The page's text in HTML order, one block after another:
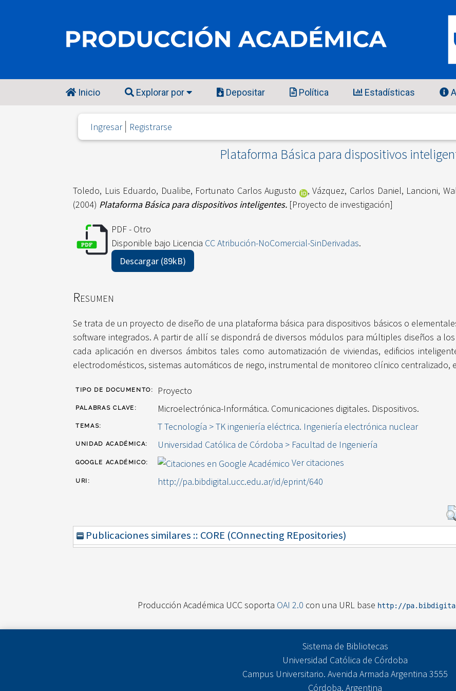
Inicio Explorar por Depositar Política Estadísticas
Ingresar Registrarse
Plataforma Básica para dispositivos
Toledo, Luis Eduardo, Dualibe, Fortunato Carlos Augusto ,Vázquez, Carlos Daniel, Lancioni,
(2004) Plataforma Básica para dispositivos inteligentes. [Proyecto de investigación]
PDF - Otro
Disponible bajo Licencia CC Atribución-NoComercial-SinDerivadas.
Descargar (89kB)
Resumen
Se trata de un proyecto de diseño de una plataforma básica para dispositivos básicos o
software integrados. A partir de allí se dispondrá de diversos módulos para múltiples diseños a
cada aplicación en diversos ámbitos tales como automatización de viviendas, edificios
electrodomésticos, sistemas automáticos de riego, instrumental de monitoreo clínico centralizado,
TIPO DE DOCUMENTO: Proyecto
PALABRAS CLAVE: Microelectrónica-Informática. Comunicaciones digitales. Dispositivos.
TEMAS: T Tecnología > TK ingeniería eléctrica. Ingeniería electrónica nuclear
UNIDAD ACADÉMICA: Universidad Católica de Córdoba > Facultad de Ingeniería
GOOGLE ACADÉMICO: Ver citaciones
URI: http://pa.bibdigital.ucc.edu.ar/id/eprint/640
Publicaciones similares :: CORE (COnnecting REpositories)
Producción Académica UCC soporta OAI 2.0 con una URL base http://
Sistema de Bibliotecas
Universidad Católica de Córdoba
Campus Universitario. Avenida Armada Argentina 3555
Córdoba, Argentina